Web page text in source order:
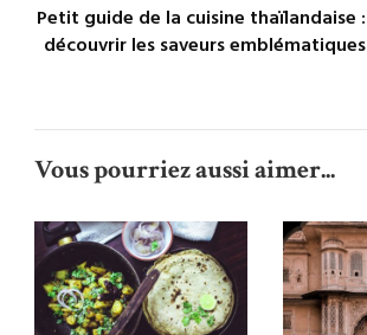
Petit guide de la cuisine thaïlandaise :
découvrir les saveurs emblématiques
Vous pourriez aussi aimer...